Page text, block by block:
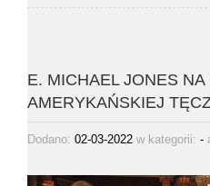
E. MICHAEL JONES
AMERYKAŃSKIEJ
Dodano: 02-03-2022w kategorii: -